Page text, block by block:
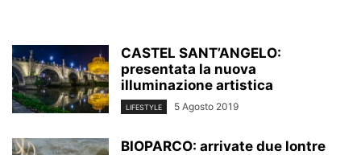
CASTEL SANT’ANGELO:
presentata la nuova
illuminazione artistica
LIFESTYLE 5 Agosto 2019
BIOPARCO: arrivate due lontre